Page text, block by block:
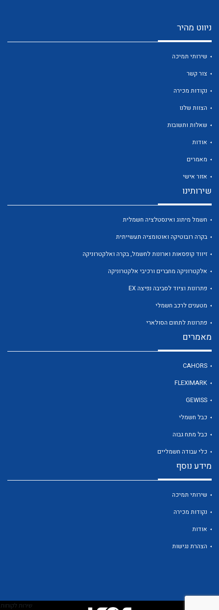
שירות לקוחות
לכל מוצרי היצרן
ניווט מהיר
שירותי תמיכה
צור קשר
נקודות מכירה
הצוות שלנו
שאלות ותשובות
אודות
מאמרים
אזור אישי
שירותינו
חשמל מיתוג ואינסטלציה חשמלית
בקרה רובוטיקה ואוטומציה תעשייתית
זיווד קופסאות וארונות לחשמל, בקרה ואלקטרוניקה
אלקטרוניקה מחברים ורכיבי אלקטרוניקה
פתרונות וציוד לסביבה נפיצה EX
מטענים לרכב חשמלי
פתרונות לתחום הסולארי
מאמרים
CAHORS
FLEXIMARK
GEWISS
כבל חשמלי
כבל מתח גבוה
כלי עבודה חשמליים
מידע נוסף
שירותי תמיכה
נקודות מכירה
אודות
הצהרת נגישות